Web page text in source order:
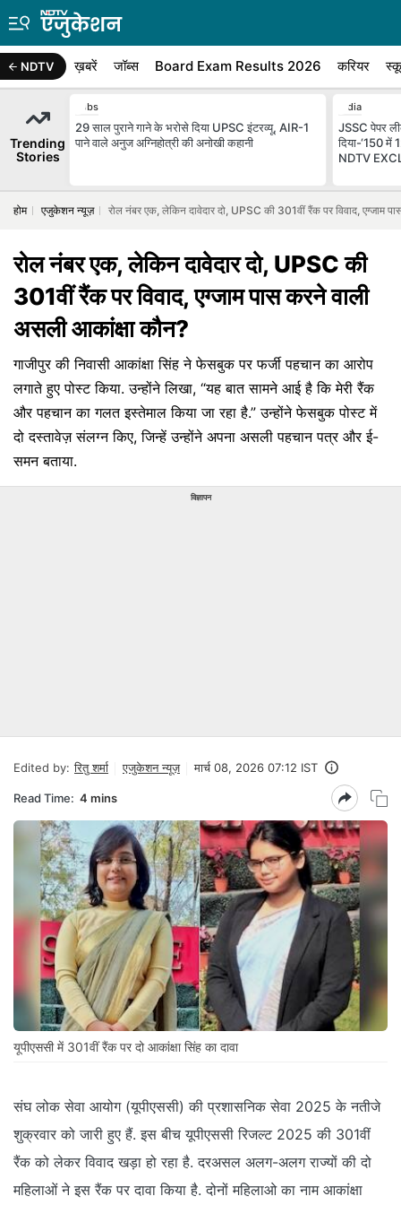
NDTV ख़बरें जॉब्स Board Exam Results 2026 करियर
Trending
Stories
Jobs
29 साल पुराने गाने के भरोसे दिया UPSC इंटरव्यू, AIR-1
पाने वाले अनुज अग्निहोत्री की अनोखी कहानी
India
JSSC पेपर
दिया-‘150 में
NDTV
होम एजुकेशन न्यूज़ रोल नंबर एक, लेकिन दावेदार दो, UPSC की 301वीं रैंक पर विवाद, एग्जाम
रोल नंबर एक, लेकिन दावेदार दो, UPSC की
301वीं रैंक पर विवाद, एग्जाम पास करने वाली
असली आकांक्षा कौन?
गाजीपुर की निवासी आकांक्षा सिंह ने फेसबुक पर फर्जी पहचान का आरोप
लगाते हुए पोस्ट किया. उन्होंने लिखा, “यह बात सामने आई है कि मेरी रैंक
और पहचान का गलत इस्तेमाल किया जा रहा है.” उन्होंने फेसबुक पोस्ट में
दो दस्तावेज़ संलग्न किए, जिन्हें उन्होंने अपना असली पहचान पत्र और ई-
समन बताया.
विज्ञापन
Edited by: रितु शर्मा एजुकेशन न्यूज़ मार्च 08, 2026 07:12 IST
Read Time: 4 mins
यूपीएससी में 301वीं रैंक पर दो आकांक्षा सिंह का दावा
संघ लोक सेवा आयोग (यूपीएससी) की प्रशासनिक सेवा 2025 के नतीजे
शुक्रवार को जारी हुए हैं. इस बीच यूपीएससी रिजल्ट 2025 की 301वीं
रैंक को लेकर विवाद खड़ा हो रहा है. दरअसल अलग-अलग राज्यों की दो
महिलाओं ने इस रैंक पर दावा किया है. दोनों महिलाओ का नाम आकांक्षा